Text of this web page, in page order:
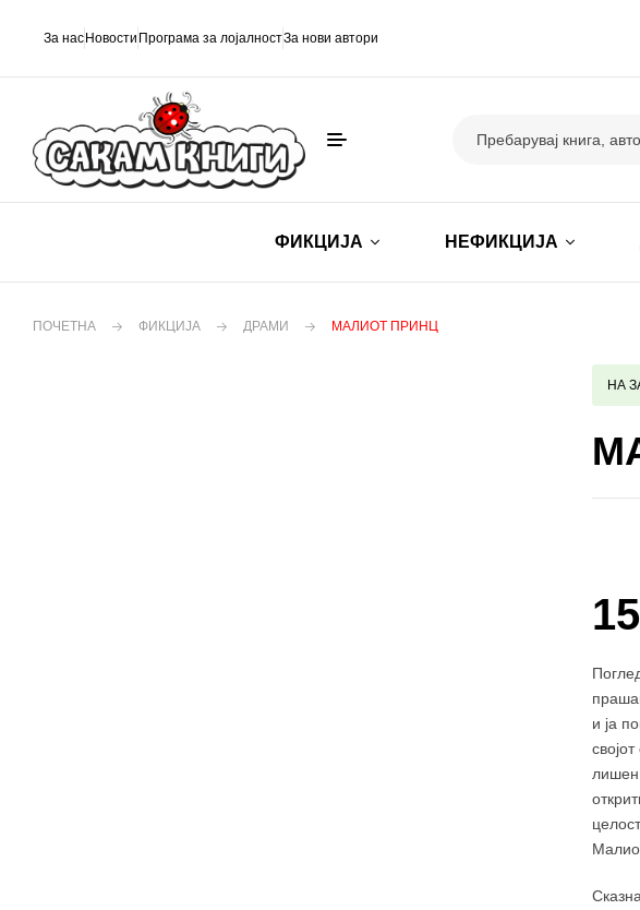
За нас Новости Програма за лојалностЗа нови автори
ФИКЦИЈА НЕФИКЦИЈА
ПОЧЕТНА ФИКЦИЈА ДРАМИ МАЛИОТ ПРИНЦ
НА
и ја
лишен